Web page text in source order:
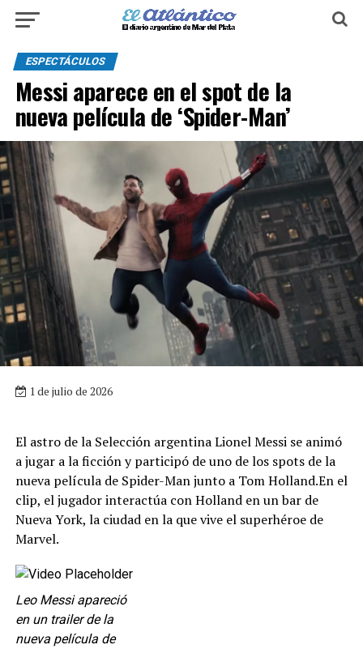
ESPECTÁCULOS
Messi aparece en el spot de la
nueva película de ‘Spider-Man’
1 de julio de 2026
El astro de la Selección argentina Lionel Messi se animó
a jugar a la ficción y participó de uno de los spots de la
nueva película de Spider-Man junto a Tom Holland.En el
clip, el jugador interactúa con Holland en un bar de
Nueva York, la ciudad en la que vive el superhéroe de
Marvel.
Leo Messi apareció
en un trailer de la
nueva película de